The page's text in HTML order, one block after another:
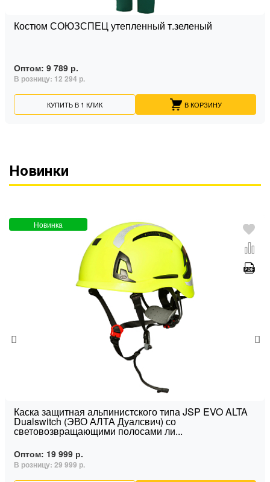
Костюм СОЮЗСПЕЦ утепленный т.зеленый
Оптом: 9 789 р.
В розницу: 12 294 р.
КУПИТЬ В 1 КЛИК В КОРЗИНУ
Новинки
Новинка
Каска защитная альпинистского типа JSP EVO ALTA
Dualswitch (ЭВО АЛТА Дуалсвич) со
световозвращающими полосами ли...
Оптом: 19 999 р.
В розницу: 29 999 р.